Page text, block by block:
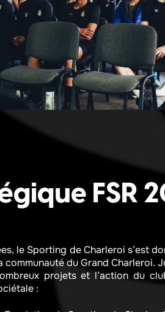
FSR
le Sporting de Charleroi s’est
du Grand Charleroi.
projets et l’action du
: